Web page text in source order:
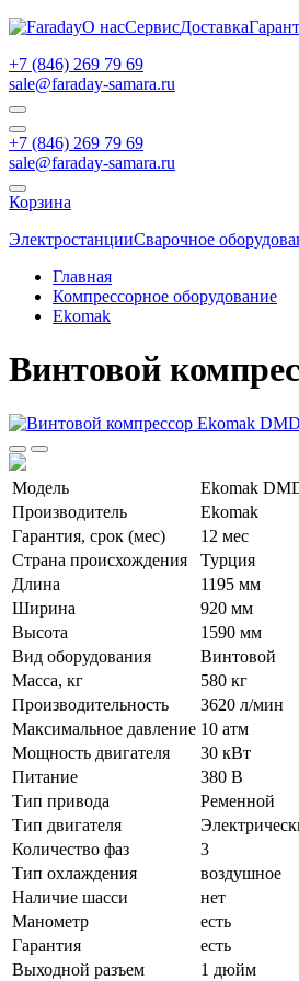
О насСервисДоставка
+7 (846) 269 79 69
sale@faraday-samara.ru
+7 (846) 269 79 69
sale@faraday-samara.ru
Корзина
ЭлектростанцииСварочное
Главная
Компрессорное оборудование
Ekomak
Винтовой
Модель
Ekomak
Производитель
Ekomak
Гарантия, срок (мес)
12 мес
Страна происхождения
Турция
Длина
1195 мм
Ширина
920 мм
Высота
1590 мм
Вид оборудования
Винтовой
Масса, кг
580 кг
Производительность
3620 л/мин
Максимальное давление 10 атм
Мощность двигателя
30 кВт
Питание
380 В
Тип привода
Ременной
Тип двигателя
Количество фаз
3
Тип охлаждения
воздушное
Наличие шасси
нет
Манометр
есть
Гарантия
есть
Выходной разъем
1 дюйм